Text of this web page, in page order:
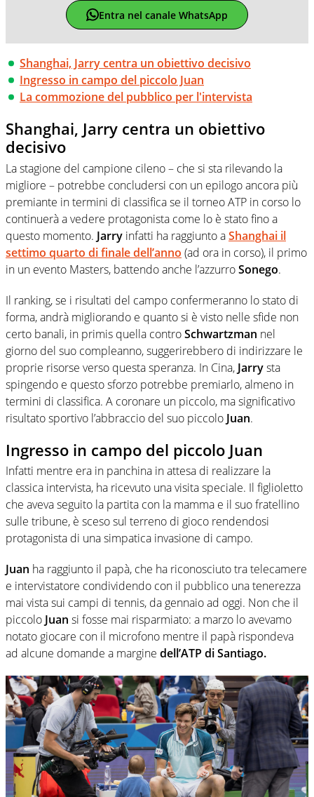
Entra nel canale WhatsApp
Shanghai, Jarry centra un obiettivo decisivo
Ingresso in campo del piccolo Juan
La commozione del pubblico per l'intervista
Shanghai, Jarry centra un obiettivo
decisivo
La stagione del campione cileno – che si sta rilevando la
migliore – potrebbe concludersi con un epilogo ancora più
premiante in termini di classifica se il torneo ATP in corso lo
continuerà a vedere protagonista come lo è stato fino a
questo momento. Jarry infatti ha raggiunto aShanghai il
settimo quarto di finale dell’anno (ad ora in corso), il primo
in un evento Masters, battendo anche l’azzurroSonego.
Il ranking, se i risultati del campo confermeranno lo stato di
forma, andrà migliorando e quanto si è visto nelle sfide non
certo banali, in primis quella controSchwartzman nel
giorno del suo compleanno, suggerirebbero di indirizzare le
proprie risorse verso questa speranza. In Cina, Jarrysta
spingendo e questo sforzo potrebbe premiarlo, almeno in
termini di classifica. A coronare un piccolo, ma significativo
risultato sportivo l’abbraccio del suo piccolo Juan.
Ingresso in campo del piccolo Juan
Infatti mentre era in panchina in attesa di realizzare la
classica intervista, ha ricevuto una visita speciale. Il figlioletto
che aveva seguito la partita con la mamma e il suo fratellino
sulle tribune, è sceso sul terreno di gioco rendendosi
protagonista di una simpatica invasione di campo.
Juan ha raggiunto il papà, che ha riconosciuto tra telecamere
e intervistatore condividendo con il pubblico una tenerezza
mai vista sui campi di tennis, da gennaio ad oggi. Non che il
piccolo Juan si fosse mai risparmiato: a marzo lo avevamo
notato giocare con il microfono mentre il papà rispondeva
ad alcune domande a margine dell’ATP di Santiago.